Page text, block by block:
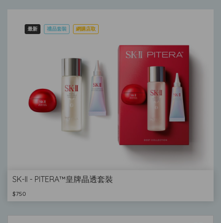
最新 禮品套裝 網購店取
SK-II - PITERA™皇牌晶透套裝
$750